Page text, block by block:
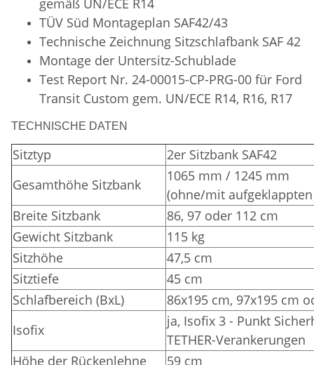
TÜV Süd Montageplan SAF42/43
Technische Zeichnung Sitzschlafbank SAF 42
Montage der Untersitz-Schublade
Test Report Nr. 24-00015-CP-PRG-00 für Ford
Transit Custom gem. UN/ECE R14, R16, R17
TECHNISCHE DATEN
Sitztyp
2er Sitzbank SAF42
Gesamthöhe Sitzbank
1065 mm / 1245 mm
(ohne/mit
Breite Sitzbank
86, 97 oder 112 cm
Gewicht Sitzbank
115 kg
Sitzhöhe
47,5 cm
Sitztiefe
45 cm
Schlafbereich (BxL)
86x195 cm, 97x195 cm
Isofix
ja, Isofix 3 - Punkt
TETHER-Verankerungen
Höhe der Rückenlehne
59 cm